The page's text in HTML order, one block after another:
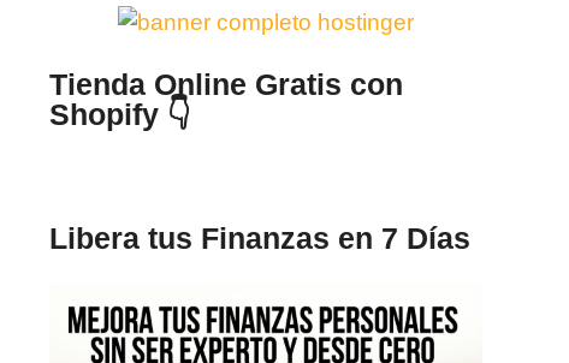
Tienda Online Gratis con
Shopify 👇
Libera tus Finanzas en 7 Días